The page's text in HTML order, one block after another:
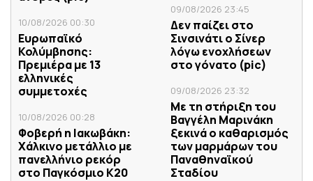
10/08/2026 00:30
Ευρωπαϊκό
Κολύμβησης:
Πρεμιέρα με 13
ελληνικές
συμμετοχές
10/08/2026 00:28
Φοβερή η Ιακωβάκη:
Xάλκινο μετάλλιο με
πανελλήνιο ρεκόρ
στο Παγκόσμιο Κ20
09/08/2026 23:45
Δεν παίζει στο
Σινσινάτι ο Σίνερ
λόγω ενοχλήσεων
στο γόνατο (pic)
09/08/2026 23:32
Με τη στήριξη του
Βαγγέλη Μαρινάκη
ξεκινά ο καθαρισμός
των μαρμάρων του
Παναθηναϊκού
Σταδίου